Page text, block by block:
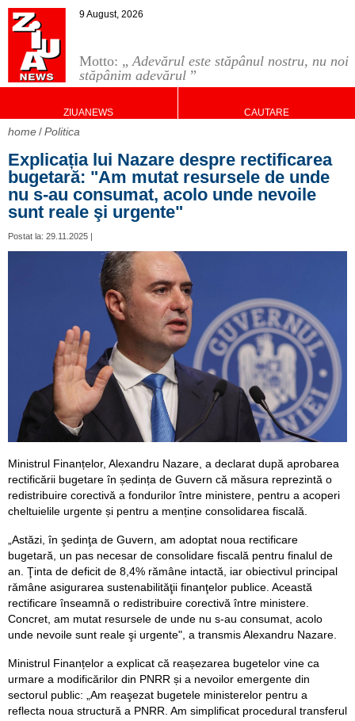
Motto: „Adevărul este stăpânul nostru, nu noi
stăpânim adevărul ”
9 August, 2026
ZIUANEWS CAUTARE
home Politica
Explicația lui Nazare despre rectificarea
bugetară: "Am mutat resursele de unde
nu s-au consumat, acolo unde nevoile
sunt reale şi urgente"
Postat la: 29.11.2025 |
Ministrul Finanțelor, Alexandru Nazare, a declarat după aprobarea
rectificării bugetare în ședința de Guvern că măsura reprezintă o
redistribuire corectivă a fondurilor între ministere, pentru a acoperi
cheltuielile urgente și pentru a menține consolidarea fiscală.
„Astăzi, în şedinţa de Guvern, am adoptat noua rectificare
bugetară, un pas necesar de consolidare fiscală pentru finalul de
an. Ţinta de deficit de 8,4% rămâne intactă, iar obiectivul principal
rǎmâne asigurarea sustenabilităţii finanţelor publice. Această
rectificare înseamnă o redistribuire corectivă între ministere.
Concret, am mutat resursele de unde nu s-au consumat, acolo
unde nevoile sunt reale şi urgente", a transmis Alexandru Nazare.
Ministrul Finanțelor a explicat că reașezarea bugetelor vine ca
urmare a modificărilor din PNRR și a nevoilor emergente din
sectorul public: „Am reaşezat bugetele ministerelor pentru a
reflecta noua structură a PNRR. Am simplificat procedural transferul